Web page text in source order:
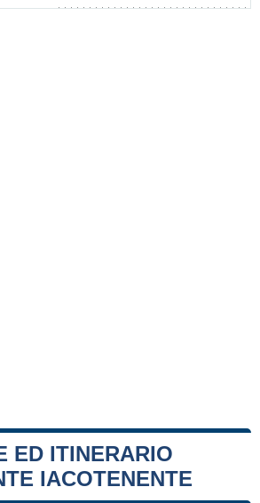
ED ITINERARIO
IACOTENENTE
Leaflet|Map data ©OpenStreetMapcontributors